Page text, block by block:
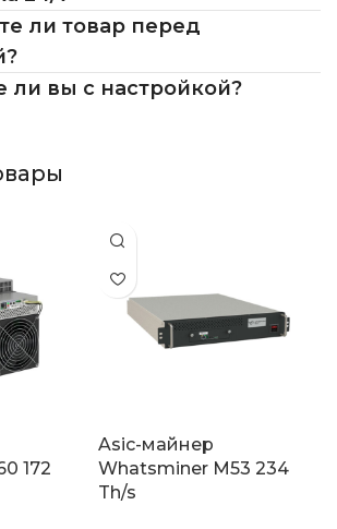
ли товар перед
ли вы с настройкой?
172
Asic-майнер
Whatsminer M53 234
Th/s